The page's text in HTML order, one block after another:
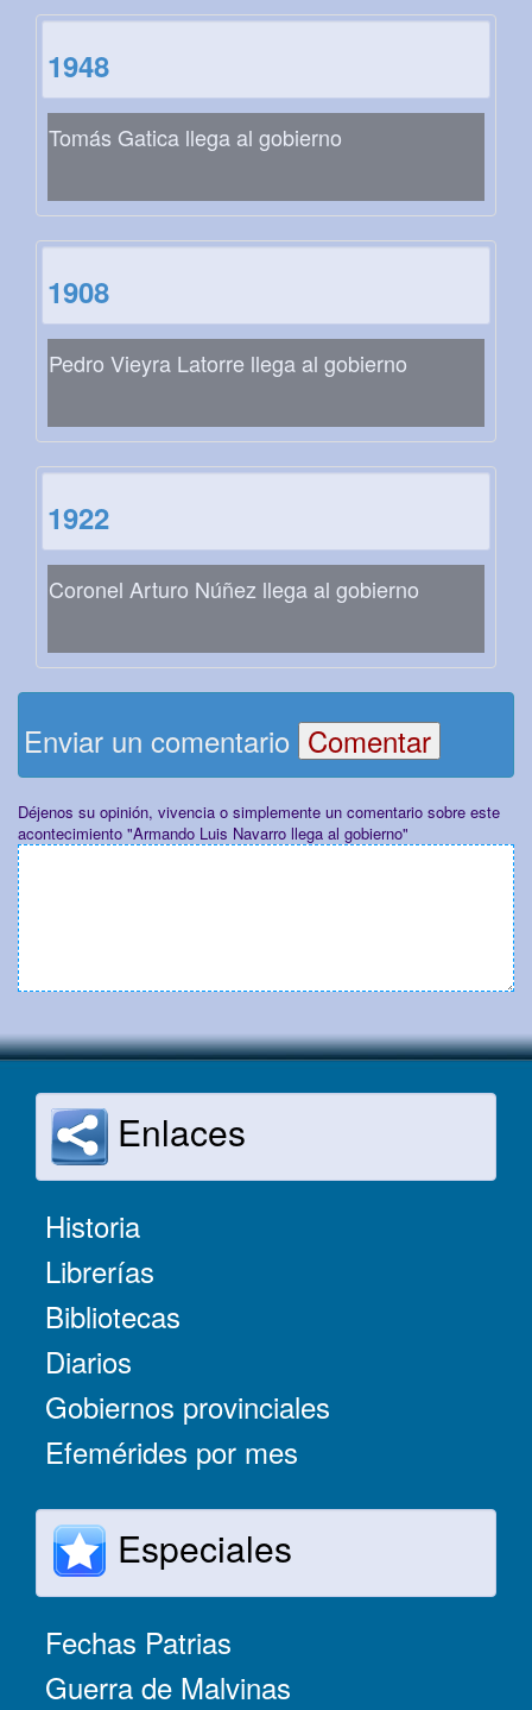
1948
Tomás Gatica llega al gobierno
1908
Pedro Vieyra Latorre llega al gobierno
1922
Coronel Arturo Núñez llega al gobierno
Enviar un comentario
Déjenos su opinión, vivencia o simplemente un comentario sobre este
acontecimiento "Armando Luis Navarro llega al gobierno"
Enlaces
Historia
Librerías
Bibliotecas
Diarios
Gobiernos provinciales
Efemérides por mes
Especiales
Fechas Patrias
Guerra de Malvinas